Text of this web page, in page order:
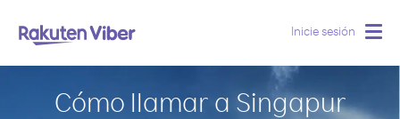
Inicie sesión
Cómo llamar a Singapur